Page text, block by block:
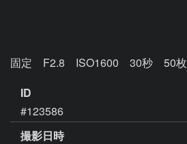
固定　F2.8　ISO1600　30秒　50枚
ID
#123586
撮影日時